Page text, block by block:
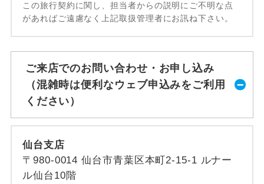
この旅行契約に関し、担当者からの説明にご不明な点
があればご遠慮なく上記取扱管理者にお訊ね下さい。
ご来店でのお問い合わせ・お申し込み
（混雑時は便利なウェブ申込みをご利用
ください）
仙台支店
〒980-0014 仙台市青葉区本町2-15-1 ルナー
ル仙台10階